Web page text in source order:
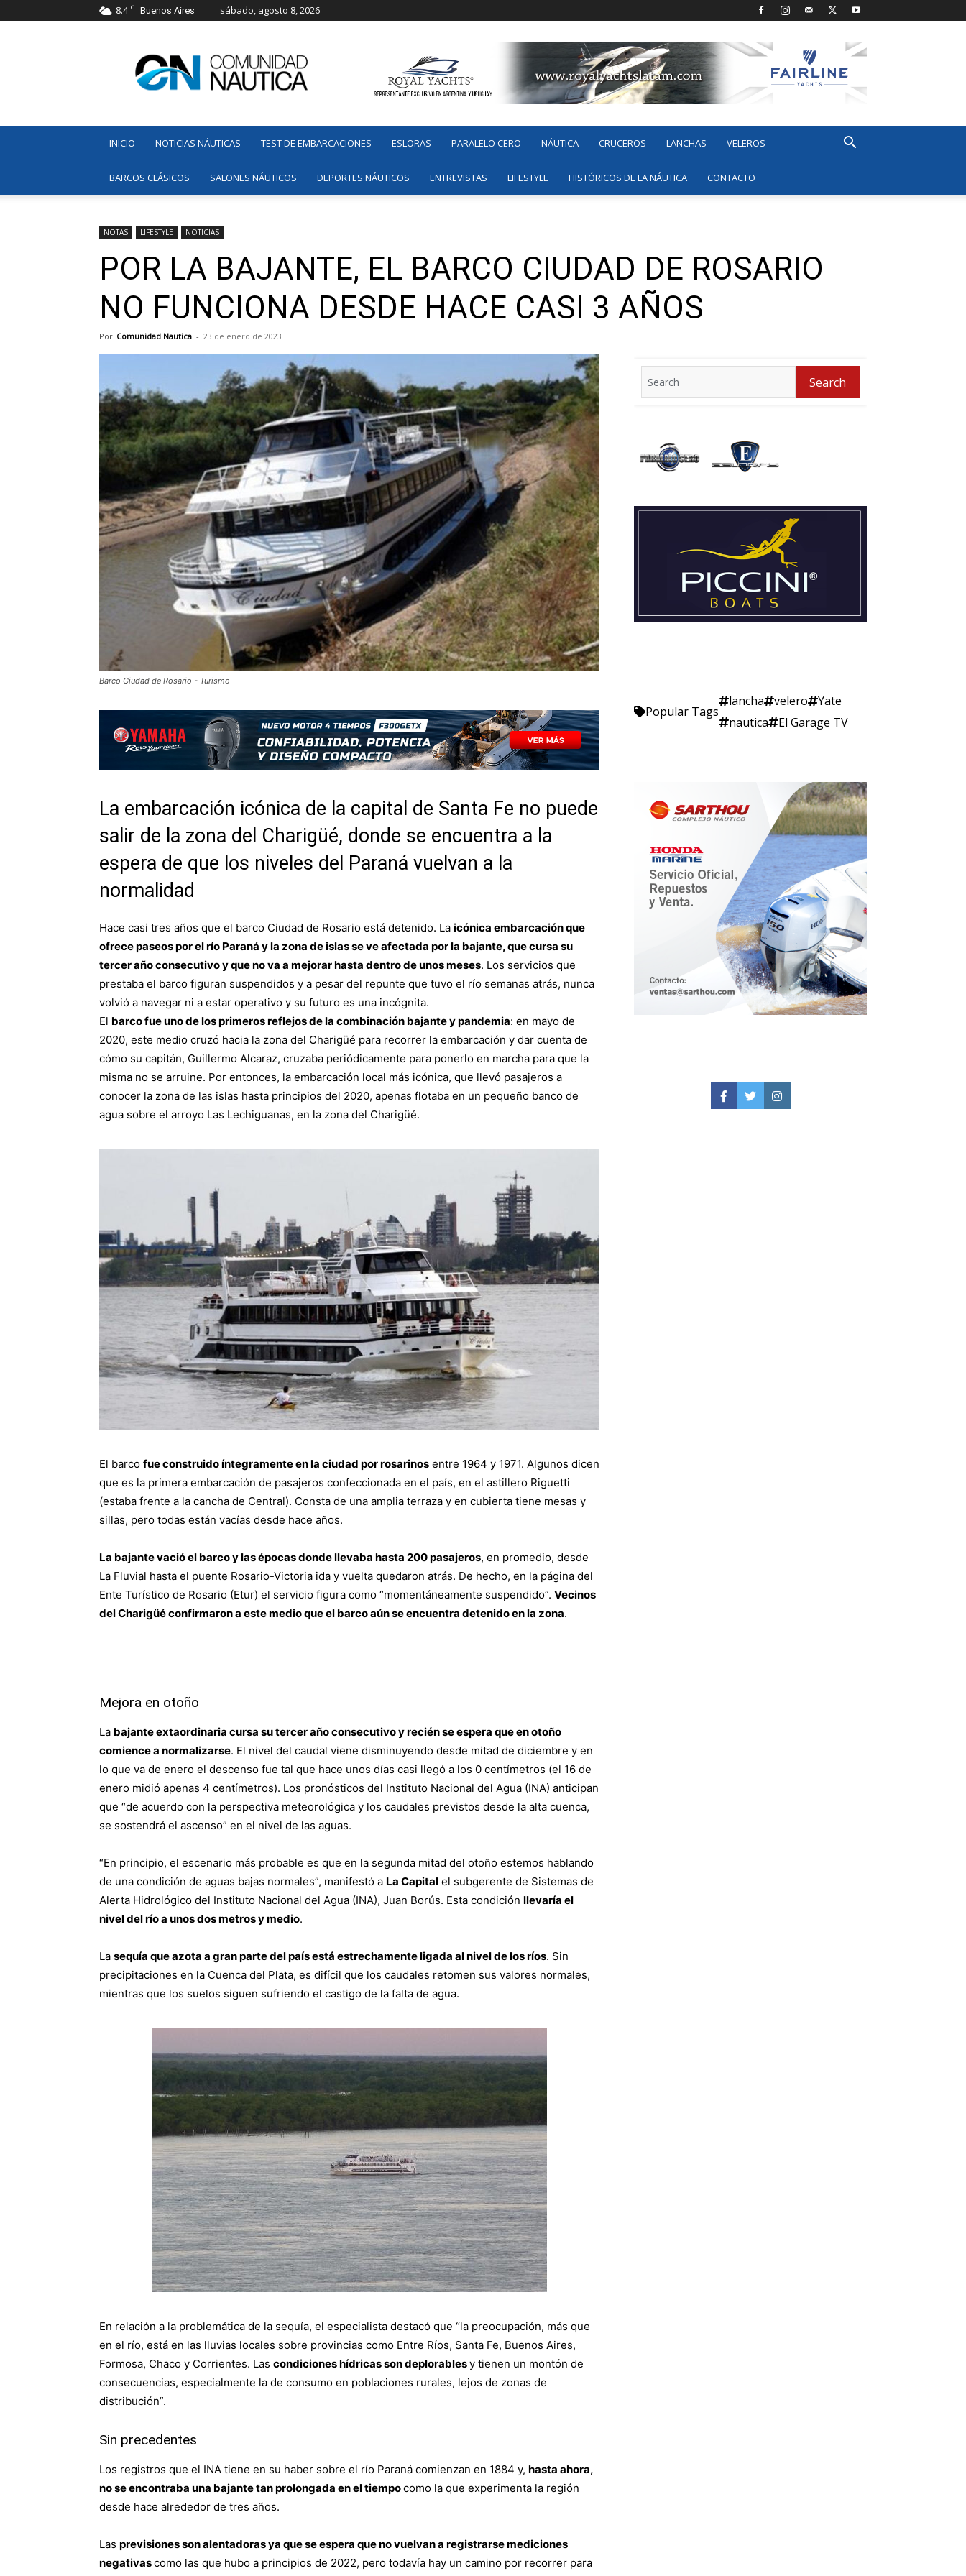
8.4 C Buenos Aires sábado, agosto 8, 2026
Náutica
INICIO NOTICIAS NÁUTICAS TEST DE EMBARCACIONES ESLORAS PARALELO CERO NÁUTICA CRUCEROS LANCHAS VELEROS
BARCOS CLÁSICOS SALONES NÁUTICOS DEPORTES NÁUTICOS ENTREVISTAS LIFESTYLE HISTÓRICOS DE LA NÁUTICA CONTACTO
NOTAS LIFESTYLE NOTICIAS
POR LA BAJANTE, EL BARCO CIUDAD DE ROSARIO
NO FUNCIONA DESDE HACE CASI 3 AÑOS
Por Comunidad Nautica - 23 de enero de 2023
Barco Ciudad de Rosario - Turismo
La embarcación icónica de la capital de Santa Fe no puede
salir de la zona del Charigüé, donde se encuentra a la
espera de que los niveles del Paraná vuelvan a la
normalidad
Hace casi tres años que el barco Ciudad de Rosario está detenido. La icónica embarcación que
ofrece paseos por el río Paraná y la zona de islas se ve afectada por la bajante, que cursa su
tercer año consecutivo y que no va a mejorar hasta dentro de unos meses. Los servicios que
prestaba el barco figuran suspendidos y a pesar del repunte que tuvo el río semanas atrás, nunca
volvió a navegar ni a estar operativo y su futuro es una incógnita.
El barco fue uno de los primeros reflejos de la combinación bajante y pandemia: en mayo de
2020, este medio cruzó hacia la zona del Charigüé para recorrer la embarcación y dar cuenta de
cómo su capitán, Guillermo Alcaraz, cruzaba periódicamente para ponerlo en marcha para que la
misma no se arruine. Por entonces, la embarcación local más icónica, que llevó pasajeros a
conocer la zona de las islas hasta principios del 2020, apenas flotaba en un pequeño banco de
agua sobre el arroyo Las Lechiguanas, en la zona del Charigüé.
El barco fue construido íntegramente en la ciudad por rosarinos entre 1964 y 1971. Algunos dicen
que es la primera embarcación de pasajeros confeccionada en el país, en el astillero Riguetti
(estaba frente a la cancha de Central). Consta de una amplia terraza y en cubierta tiene mesas y
sillas, pero todas están vacías desde hace años.
La bajante vació el barco y las épocas donde llevaba hasta 200 pasajeros, en promedio, desde
La Fluvial hasta el puente Rosario-Victoria ida y vuelta quedaron atrás. De hecho, en la página del
Ente Turístico de Rosario (Etur) el servicio figura como “momentáneamente suspendido”. Vecinos
del Charigüé confirmaron a este medio que el barco aún se encuentra detenido en la zona.
Mejora en otoño
La bajante extaordinaria cursa su tercer año consecutivo y recién se espera que en otoño
comience a normalizarse. El nivel del caudal viene disminuyendo desde mitad de diciembre y en
lo que va de enero el descenso fue tal que hace unos días casi llegó a los 0 centímetros (el 16 de
enero midió apenas 4 centímetros). Los pronósticos del Instituto Nacional del Agua (INA) anticipan
que “de acuerdo con la perspectiva meteorológica y los caudales previstos desde la alta cuenca,
se sostendrá el ascenso” en el nivel de las aguas.
“En principio, el escenario más probable es que en la segunda mitad del otoño estemos hablando
de una condición de aguas bajas normales”, manifestó a La Capital el subgerente de Sistemas de
Alerta Hidrológico del Instituto Nacional del Agua (INA), Juan Borús. Esta condición llevaría el
nivel del río a unos dos metros y medio.
La sequía que azota a gran parte del país está estrechamente ligada al nivel de los ríos. Sin
precipitaciones en la Cuenca del Plata, es difícil que los caudales retomen sus valores normales,
mientras que los suelos siguen sufriendo el castigo de la falta de agua.
En relación a la problemática de la sequía, el especialista destacó que “la preocupación, más que
en el río, está en las lluvias locales sobre provincias como Entre Ríos, Santa Fe, Buenos Aires,
Formosa, Chaco y Corrientes. Las condiciones hídricas son deplorablesy tienen un montón de
consecuencias, especialmente la de consumo en poblaciones rurales, lejos de zonas de
distribución”.
Sin precedentes
Los registros que el INA tiene en su haber sobre el río Paraná comienzan en 1884 y, hasta ahora,
no se encontraba una bajante tan prolongada en el tiempocomo la que experimenta la región
desde hace alrededor de tres años.
Las previsiones son alentadoras ya que se espera que no vuelvan a registrarse mediciones
negativascomo las que hubo a principios de 2022, pero todavía hay un camino por recorrer para
for:
Search
Popular Tags
lancha velero
Yate
nautica
El Garage TV
Facebook
TwitterInstagram